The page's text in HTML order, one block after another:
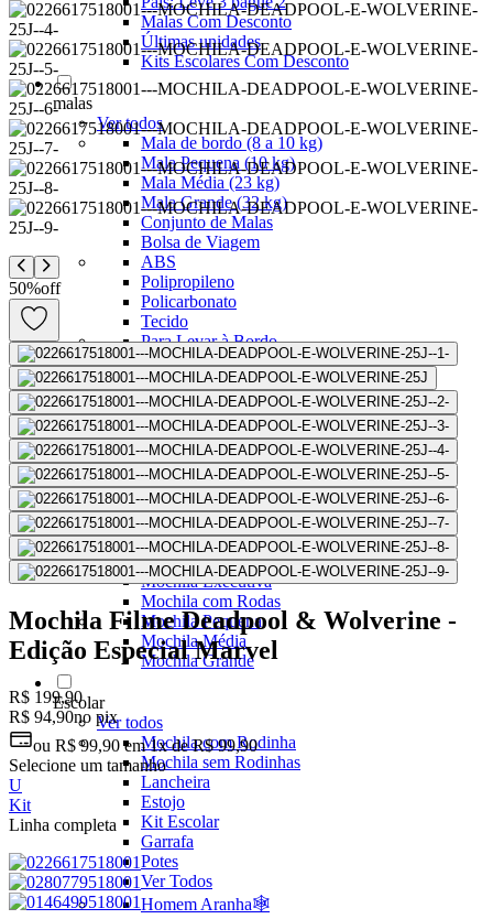
Malas Com Desconto
Últimas unidades
Kits Escolares Com Desconto
malas
Ver todos
Mala de bordo (8 a 10 kg)
Mala Pequena (10 kg)
Mala Média (23 kg)
Mala Grande (32 kg)
Conjunto de Malas
Bolsa de Viagem
ABS
Polipropileno
Policarbonato
Tecido
Para Levar à Bordo
Para Despachar
Mochilas
Ver todos
Mochilas Masculinas
Mochilas Femininas
Mochilas Escolares
Mochilas Juvenis
Ver Todos
Mochila para Notebook
Mochila de Couro
Mochila Executiva
Mochila com Rodas
Mochila Pequena
Mochila Média
Mochila Grande
Escolar
Ver todos
Mochila com Rodinha
Mochila sem Rodinhas
Lancheira
Estojo
Kit Escolar
Garrafa
Potes
Ver Todos
Homem Aranha🕸️
50%off
Mochila Filme Deadpool & Wolverine -
Edição Especial Marvel
R$ 199,90
R$ 94,90no pix
ou R$ 99,90 em1x de R$ 99,90
Selecione um tamanho
U
Kit
Linha completa